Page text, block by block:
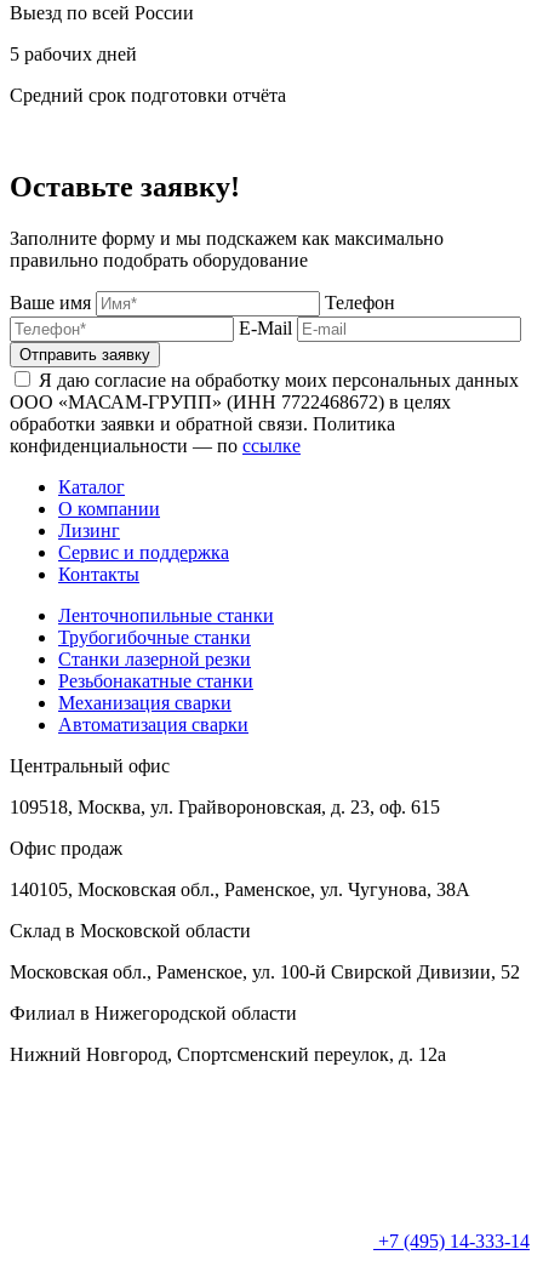
Выезд по всей России
5 рабочих дней
Средний срок подготовки отчёта
Оставьте заявку!
Заполните форму и мы подскажем как максимально
правильно подобрать оборудование
Ваше имя
Телефон
E-Mail
Отправить заявку
Я даю согласие на обработку моих персональных данных
ООО «МАСАМ-ГРУПП» (ИНН 7722468672) в целях
обработки заявки и обратной связи. Политика
конфиденциальности — по ссылке
Каталог
О компании
Лизинг
Сервис и поддержка
Контакты
Ленточнопильные станки
Трубогибочные станки
Станки лазерной резки
Резьбонакатные станки
Механизация сварки
Автоматизация сварки
Центральный офис
109518, Москва, ул. Грайвороновская, д. 23, оф. 615
Офис продаж
140105, Московская обл., Раменское, ул. Чугунова, 38А
Склад в Московской области
Московская обл., Раменское, ул. 100-й Свирской Дивизии, 52
Филиал в Нижегородской области
Нижний Новгород, Спортсменский переулок, д. 12а
+7 (495) 14-333-14